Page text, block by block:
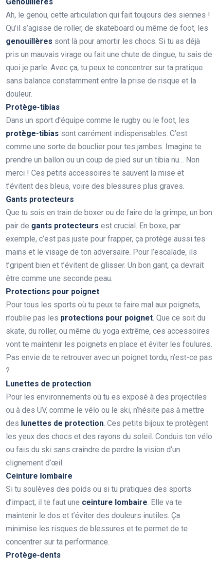
Ah, le genou, cette articulation qui fait toujours des siennes !
Qu’il s’agisse de roller, de skateboard ou même de foot, les
genouillères sont là pour amortir les chocs. Si tu as déjà
pris un mauvais virage ou fait une chute de dingue, tu sais de
quoi je parle. Avec ça, tu peux te concentrer sur ta pratique
sans balance constamment entre la prise de risque et la
douleur.
Protège-tibias
Dans un sport d’équipe comme le rugby ou le foot, les
protège-tibias sont carrément indispensables. C’est
comme une sorte de bouclier pour tes jambes. Imagine te
prendre un ballon ou un coup de pied sur un tibia nu… Non
merci ! Ces petits accessoires te sauvent la mise et
t’évitent des bleus, voire des blessures plus graves.
Gants protecteurs
Que tu sois en train de boxer ou de faire de la grimpe, un bon
pair de gants protecteurs est crucial. En boxe, par
exemple, c’est pas juste pour frapper, ça protège aussi tes
mains et le visage de ton adversaire. Pour l’escalade, ils
t’gripent bien et t’évitent de glisser. Un bon gant, ça devrait
être comme une seconde peau.
Protections pour poignet
Pour tous les sports où tu peux te faire mal aux poignets,
n’oublie pas les protections pour poignet. Que ce soit du
skate, du roller, ou même du yoga extrême, ces accessoires
vont te maintenir les poignets en place et éviter les foulures.
Pas envie de te retrouver avec un poignet tordu, n’est-ce pas
?
Lunettes de protection
Pour les environnements où tu es exposé à des projectiles
ou à des UV, comme le vélo ou le ski, n’hésite pas à mettre
des lunettes de protection. Ces petits bijoux te protègent
les yeux des chocs et des rayons du soleil. Conduis ton vélo
ou fais du ski sans craindre de perdre la vision d’un
clignement d’œil.
Ceinture lombaire
Si tu soulèves des poids ou si tu pratiques des sports
d’impact, il te faut une ceinture lombaire. Elle va te
maintenir le dos et t’éviter des douleurs inutiles. Ça
minimise les risques de blessures et te permet de te
concentrer sur ta performance.
Protège-dents